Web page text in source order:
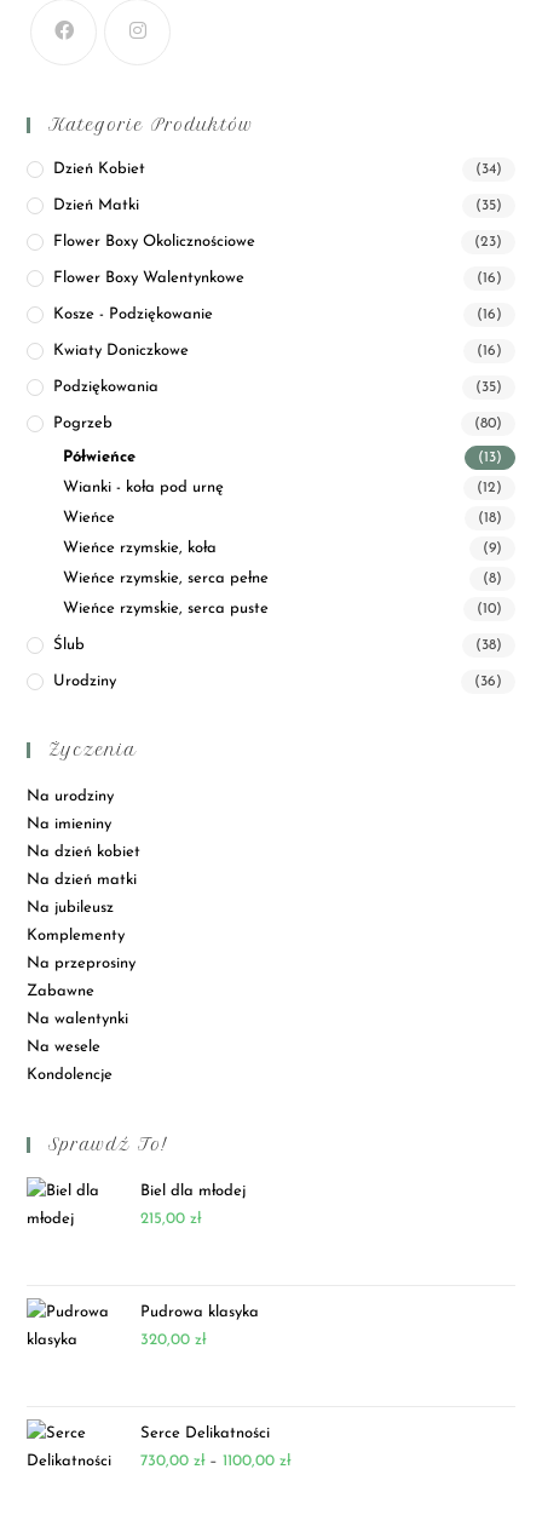
Kategorie Produktów
Dzień Kobiet (34)
Dzień Matki (35)
Flower Boxy Okolicznościowe (23)
Flower Boxy Walentynkowe (16)
Kosze - Podziękowanie (16)
Kwiaty Doniczkowe (16)
Podziękowania (35)
Pogrzeb (80)
Półwieńce (13)
Wianki - koła pod urnę (12)
Wieńce (18)
Wieńce rzymskie, koła (9)
Wieńce rzymskie, serca pełne (8)
Wieńce rzymskie, serca puste (10)
Ślub (38)
Urodziny (36)
Życzenia
Na urodziny
Na imieniny
Na dzień kobiet
Na dzień matki
Na jubileusz
Komplementy
Na przeprosiny
Zabawne
Na walentynki
Na wesele
Kondolencje
Sprawdź To!
Biel dla młodej
215,00zł
Pudrowa klasyka
320,00zł
Serce Delikatności
730,00zł – 1100,00zł